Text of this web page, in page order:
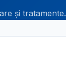
și tratamente.